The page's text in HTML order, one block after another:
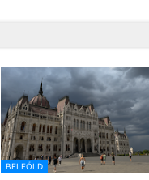
BELFÖLD